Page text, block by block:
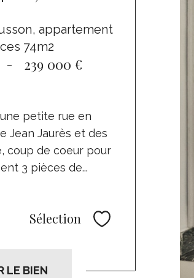
appartement
74m2
- 239 000 €
une petite rue en
Jean Jaurès et des
coup de coeur pour
3 pièces de...
Sélection Sélectionner
LE BIEN